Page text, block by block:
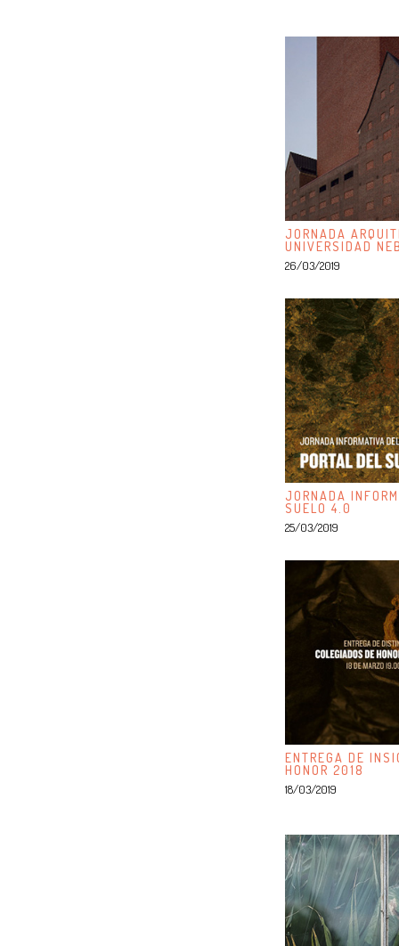
JORNADA
UNIVERSIDAD
26/03/2019
JORNADA
SUELO 4.0
25/03/2019
ENTREGA DE
HONOR 2018
18/03/2019